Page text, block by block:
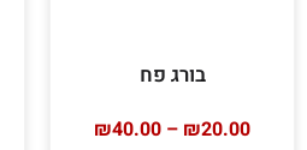
בורג פח
₪20.00
–
₪40.00